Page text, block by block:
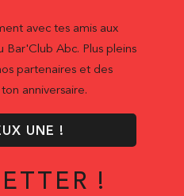
avec tes amis aux
Bar'Club Abc. Plus pleins
partenaires et des
anniversaire.
UNE !
!